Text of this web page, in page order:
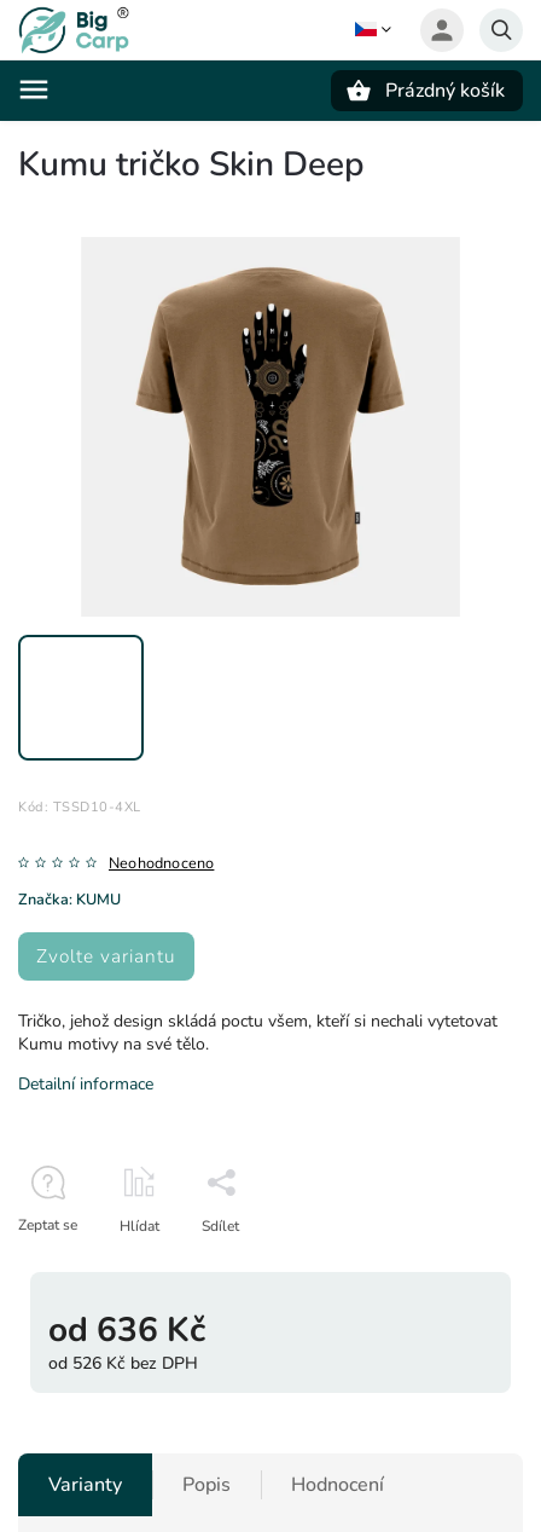
Prázdný košík
Kumu tričko Skin Deep
Kód: TSSD10-4XL
Neohodnoceno
Značka: KUMU
od 636 Kč
od 526 Kč bez DPH
Zvolte variantu
Tričko, jehož design skládá poctu všem, kteří si nechali vytetovat
Kumu motivy na své tělo.
Detailní informace
Zeptat se Hlídat Sdílet
Varianty Popis Hodnocení